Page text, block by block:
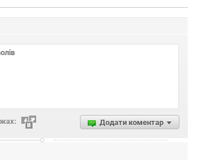
Додати коментар